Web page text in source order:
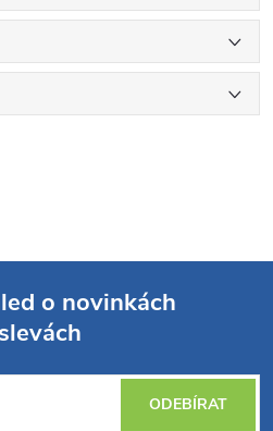
o novinkách
ODEBÍRAT